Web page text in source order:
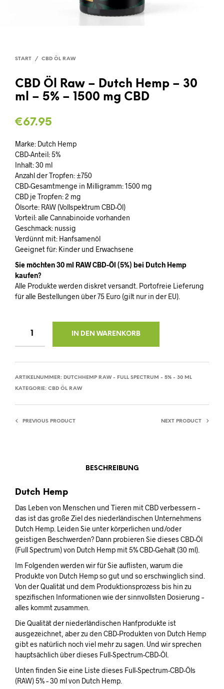
START / CBD ÖL RAW
CBD Öl Raw – Dutch Hemp – 30
ml – 5% – 1500 mg CBD
€67.95
Marke: Dutch Hemp
CBD-Anteil: 5%
Inhalt: 30 ml
Anzahl der Tropfen: ±750
CBD-Gesamtmenge in Milligramm: 1500 mg
CBD je Tropfen: 2 mg
Ölsorte: RAW (Vollspektrum CBD-Öl)
Vorteil: alle Cannabinoide vorhanden
Geschmack: nussig
Verdünnt mit: Hanfsamenöl
Geeignet für: Kinder und Erwachsene
Sie möchten 30 ml RAW CBD-Öl (5%) bei Dutch Hemp
kaufen?
Alle Produkte werden diskret versandt. Portofreie Lieferung
für alle Bestellungen über 75 Euro (gilt nur in der EU).
IN DEN WARENKORB
ARTIKELNUMMER: DUTCHHEMP RAW - FULL SPECTRUM - 5% - 30 ML
KATEGORIE: CBD ÖL RAW
PREVIOUS PRODUCT NEXT PRODUCT
BESCHREIBUNG
Dutch Hemp
Das Leben von Menschen und Tieren mit CBD verbessern –
das ist das große Ziel des niederländischen Unternehmens
Dutch Hemp. Leiden Sie unter körperlichen und/oder
geistigen Beschwerden? Dann probieren Sie dieses CBD-Öl
(Full Spectrum) von Dutch Hemp mit 5% CBD-Gehalt (30 ml).
Im Folgenden werden wir für Sie auflisten, warum die
Produkte von Dutch Hemp so gut und so erschwinglich sind.
Von der Qualität und dem Produktionsprozess bis hin zu
spezifischen Informationen wie der sinnvollsten Dosierung –
alles kommt zusammen.
Die Qualität der niederländischen Hanfprodukte ist
ausgezeichnet, aber zu den CBD-Produkten von Dutch Hemp
gibt es natürlich noch viel mehr zu sagen. Und wir sprechen
hauptsächlich über dieses Full-Spectrum-CBD-Öl.
Unten finden Sie eine Liste dieses Full-Spectrum-CBD-Öls
(RAW) 5% – 30 ml von Dutch Hemp.